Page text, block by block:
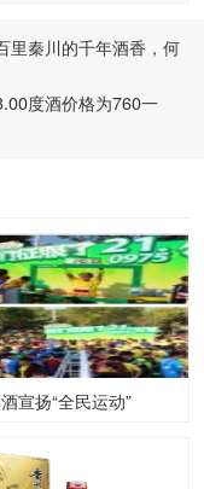
秦川的千年酒香，何
度酒价格为760一
宣扬“全民运动”